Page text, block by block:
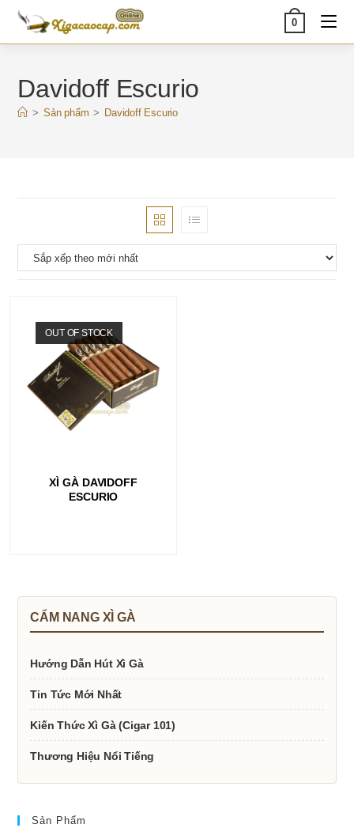
Skip
content
0
Davidoff Escurio
> Sản phẩm > Davidoff Escurio
OUT OF STOCK
ĐỌC TIẾP
XÌ GÀ DAVIDOFF
ESCURIO
CẨM NANG XÌ GÀ
Hướng Dẫn Hút Xì Gà
Tin Tức Mới Nhất
Kiến Thức Xì Gà (Cigar 101)
Thương Hiệu Nổi Tiếng
Sản Phẩm